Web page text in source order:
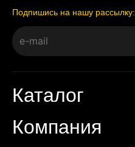
Подпишись на нашу рассылку:
Каталог
Компания